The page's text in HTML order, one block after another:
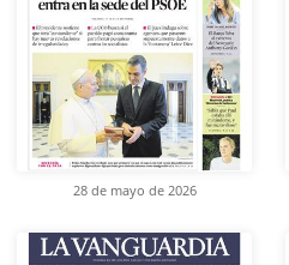
28 de mayo de 2026